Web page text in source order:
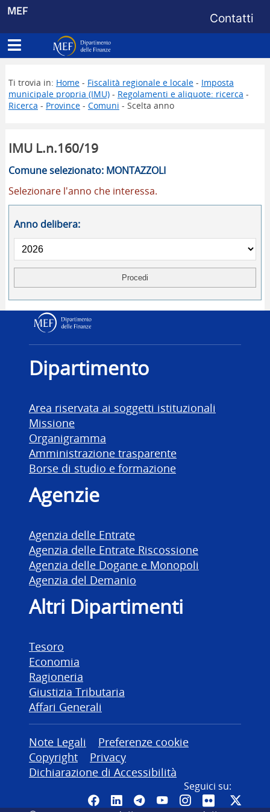
MEF Menu di
Contatti
Apri menu principale
Dipartimento delle Finanze
Ti trovia in: Home- Fiscalità regionale e locale- Imposta
municipale propria (IMU)- Regolamenti e aliquote: ricerca -
Ricerca - Province- Comuni - Scelta anno
IMU L.n.160/19
Comune selezionato: MONTAZZOLI
Selezionare l'anno che interessa.
Anno delibera:
Dipartimento delle
Dipartimento
Area riservata ai soggetti istituzionali
Missione
Organigramma
Amministrazione trasparente
Borse di studio e formazione
Agenzie
Agenzia delle Entrate
Agenzia delle Entrate Riscossione
Agenzia delle Dogane e Monopoli
Agenzia del Demanio
Altri Dipartimenti
Tesoro
Economia
Ragioneria
Giustizia Tributaria
Affari Generali
Altre informazioni
Note Legali
Preferenze cookie
Copyright
Privacy
Dichiarazione di Accessibilità
Seguici su:
Pagina Facebook del MEF -
Canale LinkedIn del MEF
Canale Telegram del
Canale YouTube del
CanaleCanale